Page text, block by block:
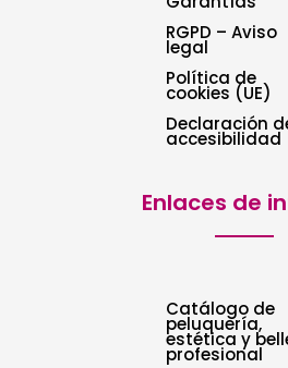
RGPD – Aviso
legal
Política de
cookies (UE)
Declaración
accesibilidad
Enlaces de
Catálogo de
peluquería,
estética y
profesional